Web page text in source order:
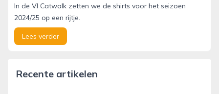
In de VI Catwalk zetten we de shirts voor het seizoen
2024/25 op een rijtje.
Lees verder
Recente artikelen